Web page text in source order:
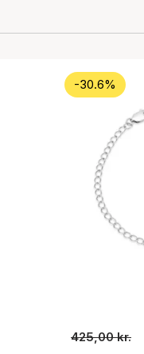
-30.6%
425,00 kr.